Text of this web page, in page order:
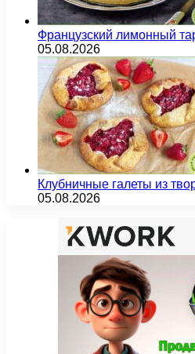
Французский лимонный
05.08.2026
Клубничные галеты из
05.08.2026